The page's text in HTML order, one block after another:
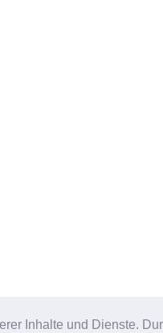
Inhalte und Dienste.